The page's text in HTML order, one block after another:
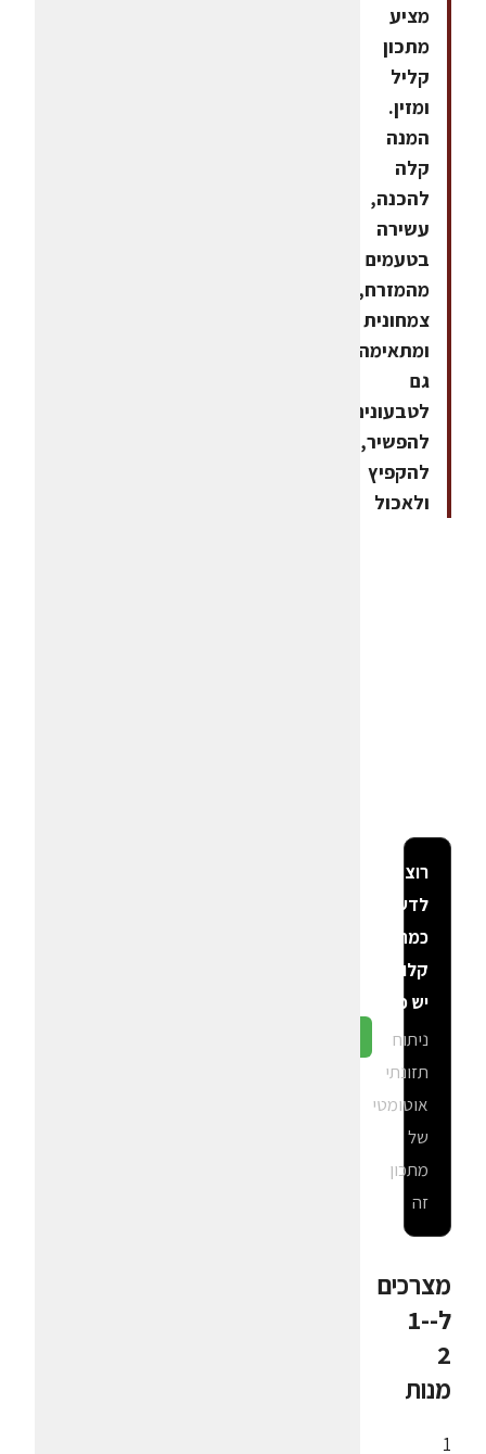
מציע
מתכון
קליל
ומזין.
המנה
קלה
להכנה,
עשירה
בטעמים
מהמזרח,
צמחונית
ומתאימה
גם
לטבעונים.
להפשיר,
להקפיץ
ולאכול
רוצה
לדעת
כמה
קלוריות
יש פה?
ניתוח
תזונתי
אוטומטי
של
מתכון
זה
מצרכים
ל-1-
2
מנות
1